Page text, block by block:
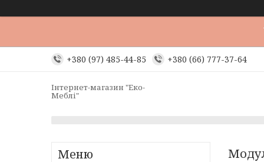
+380 (97) 485-44-85 +380 (66) 777-37-64
Інтернет-магазин "Еко-
Меблі"